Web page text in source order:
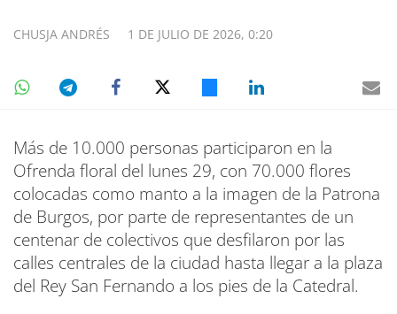
1 DE JULIO DE 2026, 0:20
CHUSJA ANDRÉS
Más de 10.000 personas participaron en la
Ofrenda floral del lunes 29, con 70.000 flores
colocadas como manto a la imagen de la Patrona
de Burgos, por parte de representantes de un
centenar de colectivos que desfilaron por las
calles centrales de la ciudad hasta llegar a la plaza
del Rey San Fernando a los pies de la Catedral.